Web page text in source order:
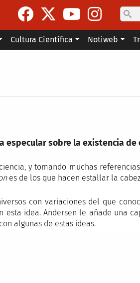
Cultura Científica Notiweb
especular sobre la existencia
y tomando muchas
es de los que hacen estallar la
con variaciones del que
esta idea. Andersen le añade una
algunas de estas ideas.